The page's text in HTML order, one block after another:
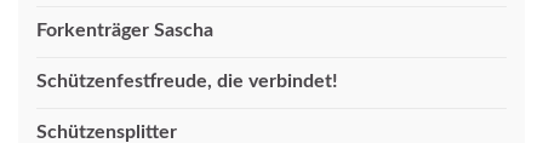
Forkenträger Sascha
Schützenfestfreude, die verbindet!
Schützensplitter